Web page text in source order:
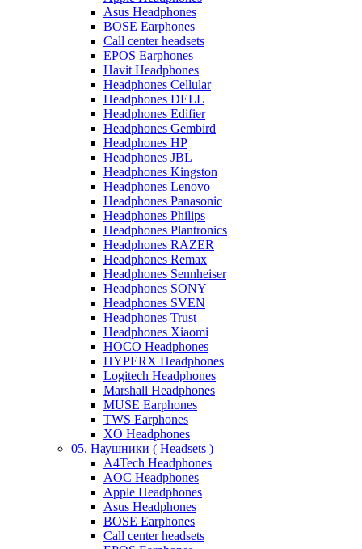
Asus Headphones
BOSE Earphones
Call center headsets
EPOS Earphones
Havit Headphones
Headphones Cellular
Headphones DELL
Headphones Edifier
Headphones Gembird
Headphones HP
Headphones JBL
Headphones Kingston
Headphones Lenovo
Headphones Panasonic
Headphones Philips
Headphones Plantronics
Headphones RAZER
Headphones Remax
Headphones Sennheiser
Headphones SONY
Headphones SVEN
Headphones Trust
Headphones Xiaomi
HOCO Headphones
HYPERX Headphones
Logitech Headphones
Marshall Headphones
MUSE Earphones
TWS Earphones
XO Headphones
05. Наушники ( Headsets )
A4Tech Headphones
AOC Headphones
Apple Headphones
Asus Headphones
BOSE Earphones
Call center headsets